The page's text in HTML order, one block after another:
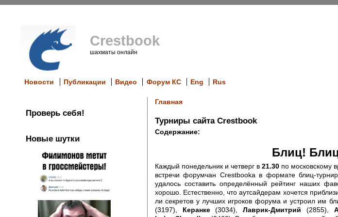
Crestbook
шахматы онлайн
Новости Публикации Видео Форум КС Eng Rus
Проверь себя!
Новые шутки
Главная
Турниры сайта Crestbook
Содержание:
Блиц!
Каждый понедельник и четверг в 21.30по московскому
встречи форумчан Crestbooka в формате блиц-
удалось составить определённый рейтинг наших
хорошо. Естественно, что аутсайдерам хочется
ли секретов у лучших игроков форума и устроил им
(3197), Керанке(3034),Лаврик-Дмитрий (2855),